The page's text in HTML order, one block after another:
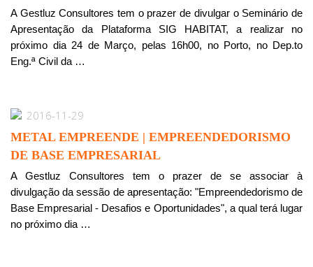
A Gestluz Consultores tem o prazer de divulgar o Seminário de
Apresentação da Plataforma SIG HABITAT, a realizar no
próximo dia 24 de Março, pelas 16h00, no Porto, no Dep.to
Eng.ª Civil da …
2016-11-29
METAL EMPREENDE | EMPREENDEDORISMO
DE BASE EMPRESARIAL
A Gestluz Consultores tem o prazer de se associar à
divulgação da sessão de apresentação: "Empreendedorismo de
Base Empresarial - Desafios e Oportunidades", a qual terá lugar
no próximo dia …